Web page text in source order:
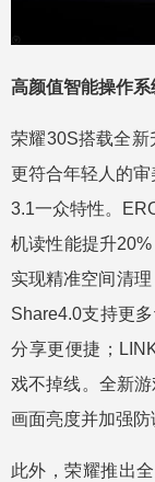
高颜值智能操作
荣耀30S搭载全新
更符合年轻人的
3.1一众特性。
机读性能提升
实现精准空间清
Share4.0支持更
分享更便捷；
戏不掉线。全新
画面亮度并加强防
此外，荣耀推出